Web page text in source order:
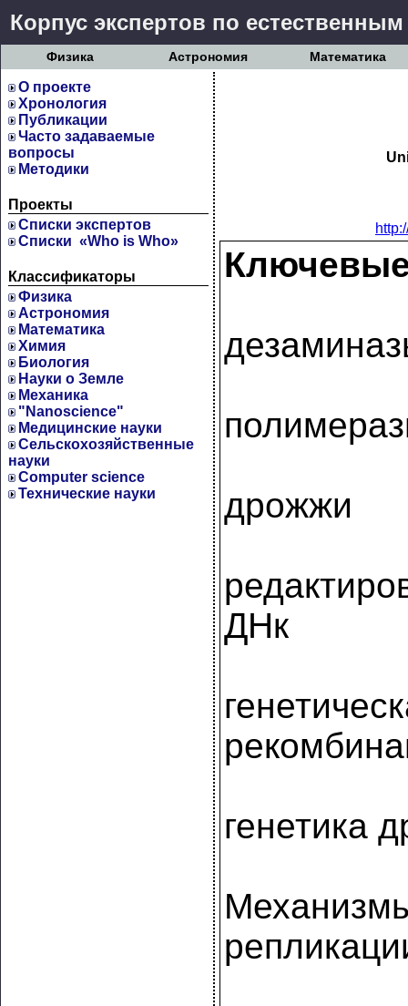
Корпус экспертов по
Физика Астрономия Математика
О проекте
Хронология
Публикации
Часто задаваемые
вопросы
Методики
Проекты
Cписки экспертов
Списки «Who is Who»
Классификаторы
Физика
Астрономия
Математика
Химия
Биология
Науки о Земле
Механика
"Nanoscience"
Медицинские науки
Сельскохозяйственные
науки
Computer science
Технические науки
дрожжи
ДНк
генетика